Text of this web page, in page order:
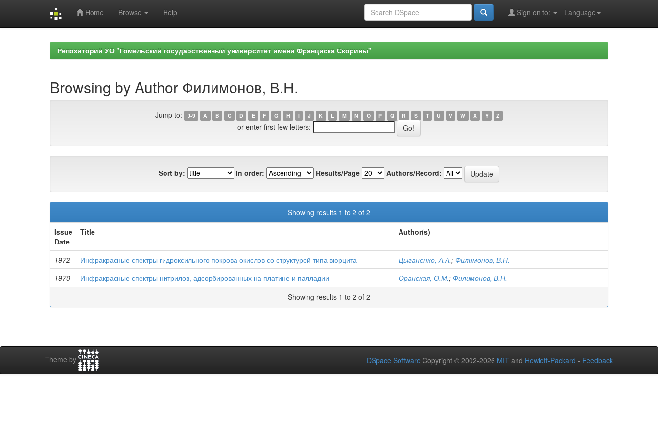
Home Browse Help Language
Sign on to:
Репозиторий УО "Гомельский государственный университет имени Франциска Скорины"
Browsing by Author Филимонов, В.Н.
Jump to: 0-9 A B C D E F G H I J K L M N O P Q R S T U V W X Y Z
or enter first few letters:
Sort by: In order: Results/Page Authors/Record:
Showing results 1 to 2 of 2
Issue
Date
Title Author(s)
1972 Инфракрасные спектры гидроксильного покрова окислов со структурой типа вюрцита Цыганенко, А.А.; Филимонов, В.Н.
1970
Инфракрасные спектры нитрилов, адсорбированных на платине и палладии Оранская, О.М.; Филимонов, В.Н.
Showing results 1 to 2 of 2
Theme by DSpace Software Copyright © 2002-2026 MIT and Hewlett-Packard - Feedback